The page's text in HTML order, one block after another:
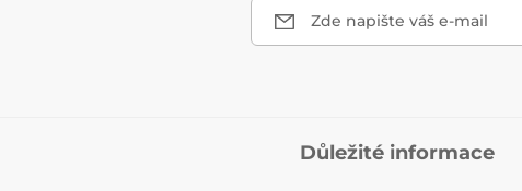
Zde napište váš e-mail
Důležité informace